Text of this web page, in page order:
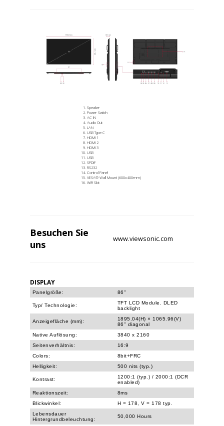
Speaker
Power Switch
AC IN
Audio Out
LAN
USB Type C
HDMI 1
HDMI 2
HDMI 3
USB
USB
SPDIF
RS232
Control Panel
VESA® Wall Mount (600x400mm)
WiFi Slot
Besuchen Sie
uns
www.viewsonic.com
DISPLAY
Panelgröße: 86"
Typ/ Technologie:
TFT LCD Module. DLED
backlight
Anzeigefläche (mm):
1895.04(H) × 1065.96(V)
86" diagonal
Native Auflösung:
3840 x 2160
Seitenverhältnis:
16:9
Colors:
8bit+FRC
Helligkeit:
500 nits (typ.)
Kontrast:
1200:1 (typ.) / 2000:1 (DCR
enabled)
Reaktionszeit:
8ms
Blickwinkel:
H = 178, V = 178 typ.
Lebensdauer
Hintergrundbeleuchtung:
50,000 Hours